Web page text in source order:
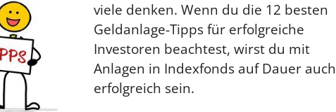
viele denken. Wenn du die 12 besten
Geldanlage-Tipps für erfolgreiche
Investoren beachtest, wirst du mit
Anlagen in Indexfonds auf Dauer auch
erfolgreich sein.